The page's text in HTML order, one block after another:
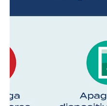
EL INFORMADOR DEL VALLE